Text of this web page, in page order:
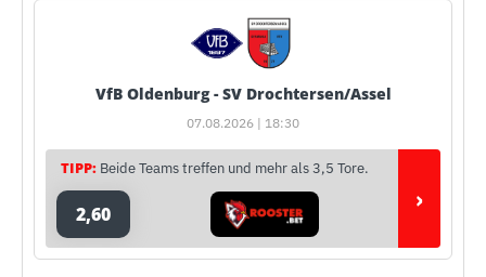
VfB Oldenburg - SV Drochtersen/Assel
07.08.2026 | 18:30
TIPP: Beide Teams treffen und mehr als 3,5 Tore.
2,60 ›